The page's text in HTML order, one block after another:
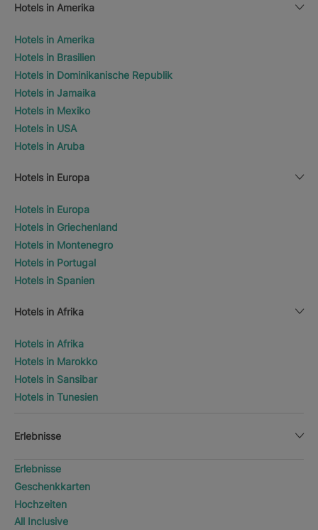
Hotels in Amerika
Hotels in Amerika
Hotels in Brasilien
Hotels in Dominikanische Republik
Hotels in Jamaika
Hotels in Mexiko
Hotels in USA
Hotels in Aruba
Hotels in Europa
Hotels in Europa
Hotels in Griechenland
Hotels in Montenegro
Hotels in Portugal
Hotels in Spanien
Hotels in Afrika
Hotels in Afrika
Hotels in Marokko
Hotels in Sansibar
Hotels in Tunesien
Erlebnisse
Erlebnisse
Geschenkkarten
Hochzeiten
All Inclusive